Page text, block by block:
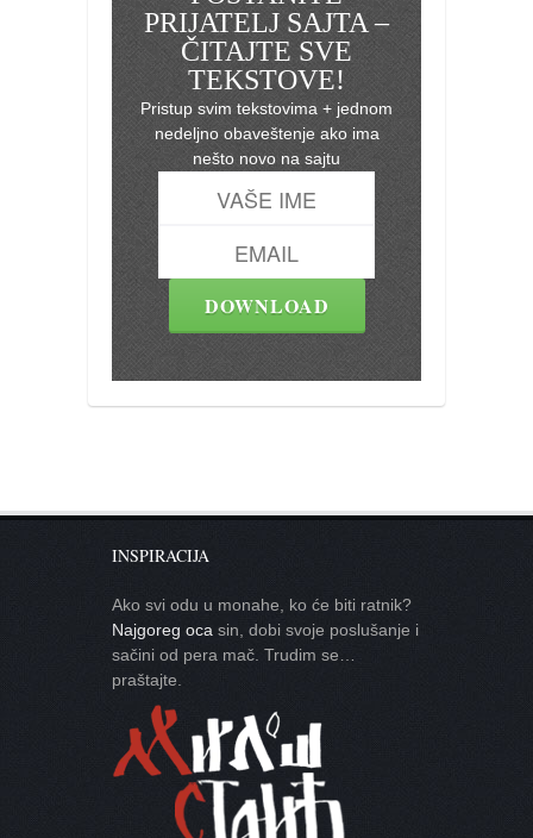
PRIJATELJ SAJTA –
ČITAJTE SVE
TEKSTOVE!
Pristup svim tekstovima + jednom
nedeljno obaveštenje ako ima
nešto novo na sajtu
INSPIRACIJA
Ako svi odu u monahe, ko će biti ratnik?
Najgoreg oca sin, dobi svoje poslušanje i
sačini od pera mač. Trudim se…
praštajte.